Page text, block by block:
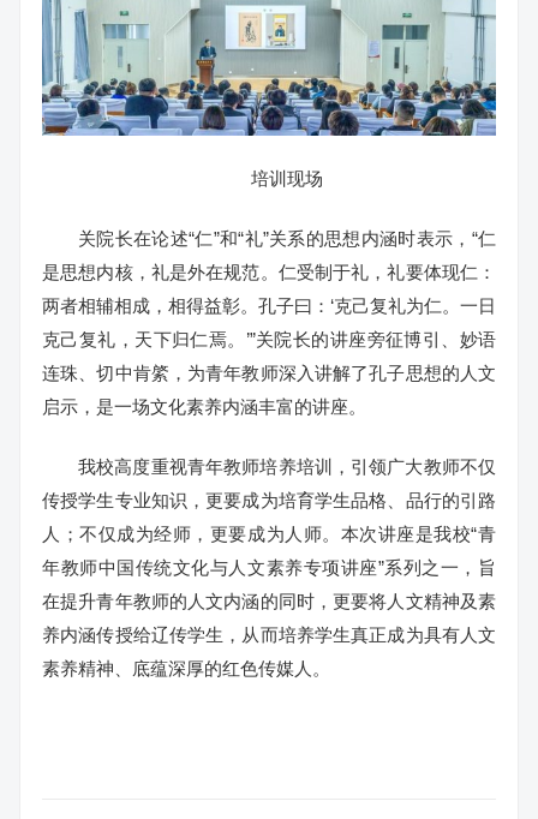
培训现场
关院长在论述“仁”和“礼”关系的思想内涵时表示，“仁
是思想内核，礼是外在规范。仁受制于礼，礼要体现仁：
两者相辅相成，相得益彰。孔子曰：‘克己复礼为仁。一日
克己复礼，天下归仁焉。’”关院长的讲座旁征博引、妙语
连珠、切中肯綮，为青年教师深入讲解了孔子思想的人文
启示，是一场文化素养内涵丰富的讲座。
我校高度重视青年教师培养培训，引领广大教师不仅
传授学生专业知识，更要成为培育学生品格、品行的引路
人；不仅成为经师，更要成为人师。本次讲座是我校“青
年教师中国传统文化与人文素养专项讲座”系列之一，旨
在提升青年教师的人文内涵的同时，更要将人文精神及素
养内涵传授给辽传学生，从而培养学生真正成为具有人文
素养精神、底蕴深厚的红色传媒人。